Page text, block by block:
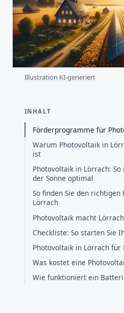
Illustration KI-generiert
INHALT
Förderprogramme für
Warum Photovoltaik in
ist
Photovoltaik in Lörrach:
der Sonne optimal
So finden Sie den richtigen
Lörrach
Photovoltaik macht
Checkliste: So starten Sie
Photovoltaik in Lörrach
Was kostet eine
Wie funktioniert ein